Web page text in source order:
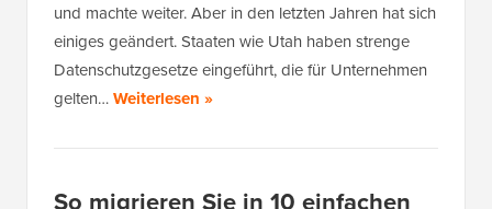
und machte weiter. Aber in den letzten Jahren hat sich
einiges geändert. Staaten wie Utah haben strenge
Datenschutzgesetze eingeführt, die für Unternehmen
gelten…Weiterlesen »